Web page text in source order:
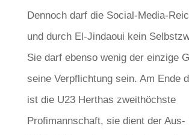
Dennoch darf die Social-Media-
und durch El-Jindaoui kein
Sie darf ebenso wenig der einzige
seine Verpflichtung sein. Am Ende
ist die U23 Herthas zweithöchste
Profimannschaft, sie dient der Aus-